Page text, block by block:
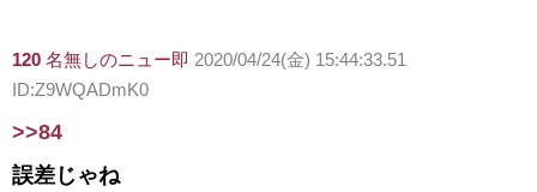
120 名無しのニュー即 2020/04/24(金) 15:44:33.51
ID:Z9WQADmK0
>>84
誤差じゃね